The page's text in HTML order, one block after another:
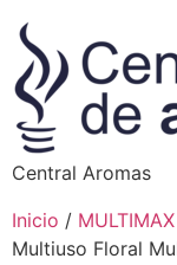
Central Aromas
Inicio / MULTIMAX
Multiuso Floral